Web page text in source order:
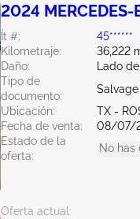
2024
Ít #:
45******
Kilometraje:
36,222
Daño:
Lado
Tipo de
documento:
Salvage
Ubicación:
TX -
Fecha de venta:
08/07/
Estado de la
oferta:
No has
Oferta actual: